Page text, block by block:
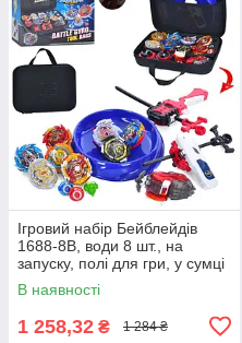
Ігровий набір Бейблейдів
1688-8B, води 8 шт., на
запуску, полі для гри, у сумці
В наявності
1 258,32 ₴ 1 284 ₴